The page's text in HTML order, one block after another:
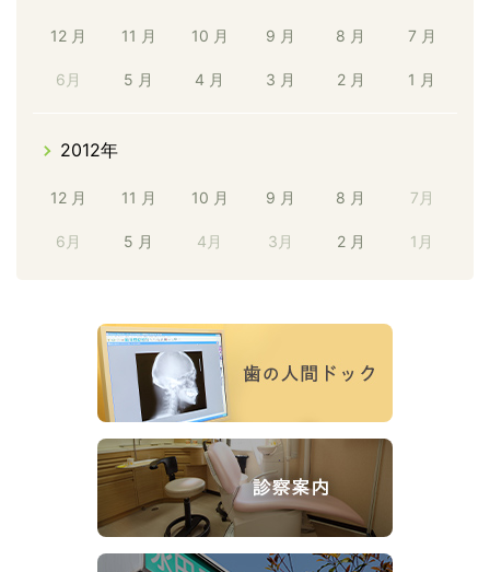
12 月 11 月 10 月 9 月 8 月 7 月
6月 5 月 4 月 3 月 2 月 1 月
2012年
12 月 11 月 10 月 9 月 8 月 7月
6月 5 月 4月 3月 2 月 1月